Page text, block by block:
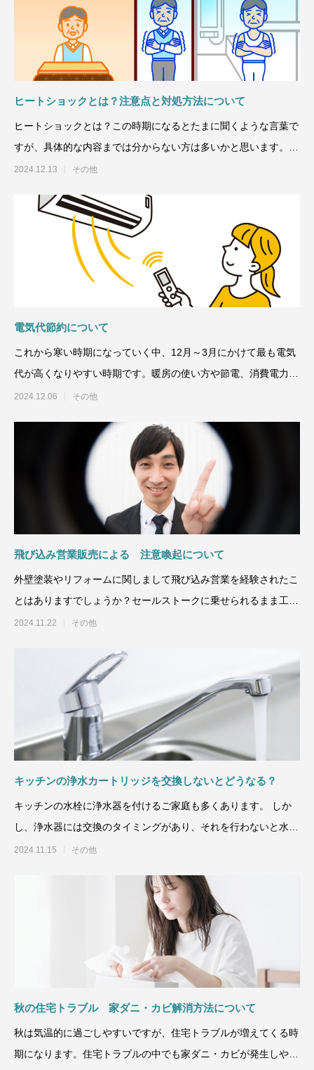
ヒートショックとは？注意点と対処方法について
ヒートショックとは？この時期になるとたまに聞くような言葉で
すが、具体的な内容までは分からない方は多いかと思います。今
回は冬場に多いヒートシ
2024.12.13 その他
電気代節約について
これから寒い時期になっていく中、12月～3月にかけて最も電気
代が高くなりやすい時期です。暖房の使い方や節電、消費電力を
出来るだけ抑えたい所
2024.12.06 その他
飛び込み営業販売による 注意喚起について
外壁塗装やリフォームに関しまして飛び込み営業を経験されたこ
とはありますでしょうか？セールストークに乗せられるまま工事
または契約するのは危険
2024.11.22 その他
キッチンの浄水カートリッジを交換しないとどうなる？
キッチンの水栓に浄水器を付けるご家庭も多くあります。 しか
し、浄水器には交換のタイミングがあり、それを行わないと水漏
れや人体被害の原因とな
2024.11.15 その他
秋の住宅トラブル 家ダニ・カビ解消方法について
秋は気温的に過ごしやすいですが、住宅トラブルが増えてくる時
期になります。住宅トラブルの中でも家ダニ・カビが発生しやす